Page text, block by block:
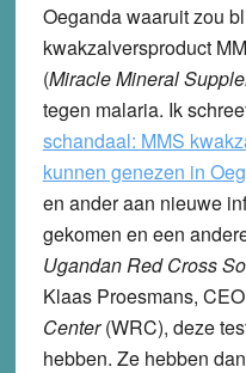
Oeganda waaruit zou
kwakzalversproduct
(Miracle Mineral
tegen malaria. Ik
schandaal: MMS
kunnen genezen in
en ander aan nieuwe
gekomen en een
Ugandan Red Cross
Klaas Proesmans,
Center(WRC), deze
hebben. Ze hebben